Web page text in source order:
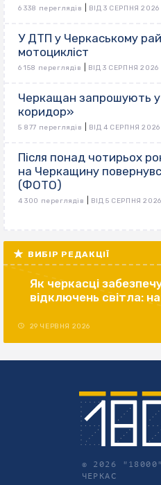
6 338 переглядів ВІД 3 СЕРПНЯ 2026
У ДТП у Черкаському
мотоцикліст
6 158 переглядів ВІД 3 СЕРПНЯ 2026
Черкащан запрошують
коридор»
5 877 переглядів ВІД 4 СЕРПНЯ 2026
Після понад чотирьох
на Черкащину
(ФОТО)
4 300 переглядів ВІД 5 СЕРПНЯ 2026
ВИБІР РЕДАКЦІЇ
Як черкасці
відключень світла:
29 ЧЕРВНЯ 2026
© 2026
ЧЕРКАС